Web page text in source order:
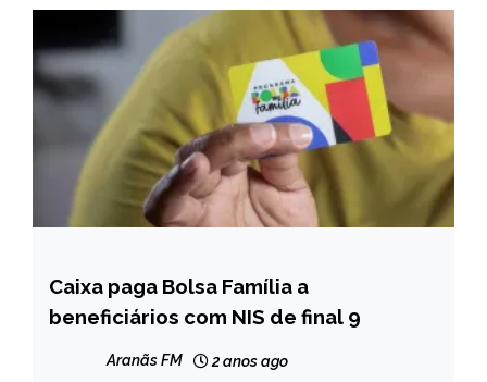
BRASIL
NOTÍCIAS
Caixa paga Bolsa Família a
beneficiários com NIS de final 9
Aranãs FM 2 anos ago